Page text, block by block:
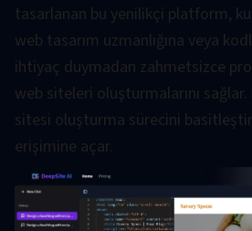
tasarlanan bu yenilikçi platform,
web tasarım uzmanlığına veya
ihtiyaç duymadan zahmetsizce
web siteleri oluşturmalarını sağlar.
sitesi oluşturma sürecini
erişimine açar.